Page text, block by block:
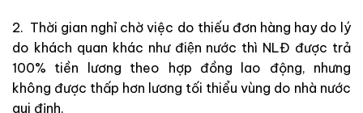
2. Thời gian nghỉ chờ việc do thiếu đơn hàng hay do lý
do khách quan khác như điện nước thì NLĐ được trả
100% tiền lương theo hợp đồng lao động, nhưng
không được thấp hơn lương tối thiểu vùng do nhà nước
qui định.